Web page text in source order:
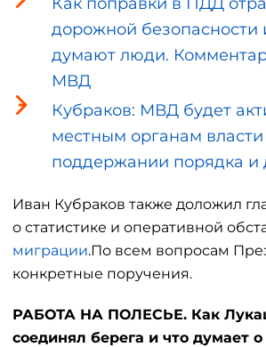
дорожной безопасности
думают люди.
МВД
Кубраков: МВД будет
местным органам власти
поддержании порядка и
Иван Кубраков также доложил
о статистике и оперативной
миграции.По всем вопросам
конкретные поручения.
РАБОТА НА ПОЛЕСЬЕ. Как
соединял берега и что думает